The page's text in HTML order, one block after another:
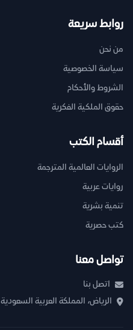
روابط سريعة
من نحن
سياسة الخصوصية
الشروط والأحكام
حقوق الملكية الفكرية
أقسام الكتب
الروايات العالمية المترجمة
روايات عربية
تنمية بشرية
كتب حصرية
تواصل معنا
اتصل بنا
الرياض، المملكة العربية السعودية